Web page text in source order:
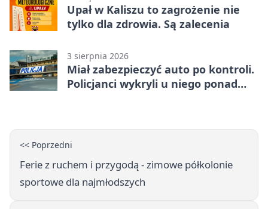
Upał w Kaliszu to zagrożenie nie
tylko dla zdrowia. Są zalecenia
3 sierpnia 2026
Miał zabezpieczyć auto po kontroli.
Policjanci wykryli u niego ponad
<< Poprzedni
Ferie z ruchem i przygodą - zimowe półkolonie
sportowe dla najmłodszych